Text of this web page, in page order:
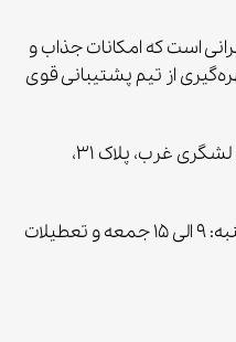
است که امکانات جذاب و
از تیم پشتیبانی قوی
۰۲۱۹۱۰۱۵۳۸۳ تهران،بزرگراه شهید لشگری غرب، پلاک ۳۱،
شنبه تا چهارشنبه: ۹ الی ۱۷ پنجشنبه: ۹ الی ۱۵ جمعه و تعطیلات